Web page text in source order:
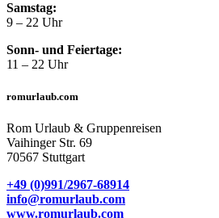
Samstag:
9 – 22 Uhr
Sonn- und Feiertage:
11 – 22 Uhr
romurlaub.com
Rom Urlaub & Gruppenreisen
Vaihinger Str. 69
70567 Stuttgart
+49 (0)991/2967-68914
info@romurlaub.com
www.romurlaub.com